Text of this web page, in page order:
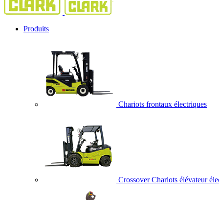
Produits
Chariots frontaux électriques
Crossover Chariots élévateur